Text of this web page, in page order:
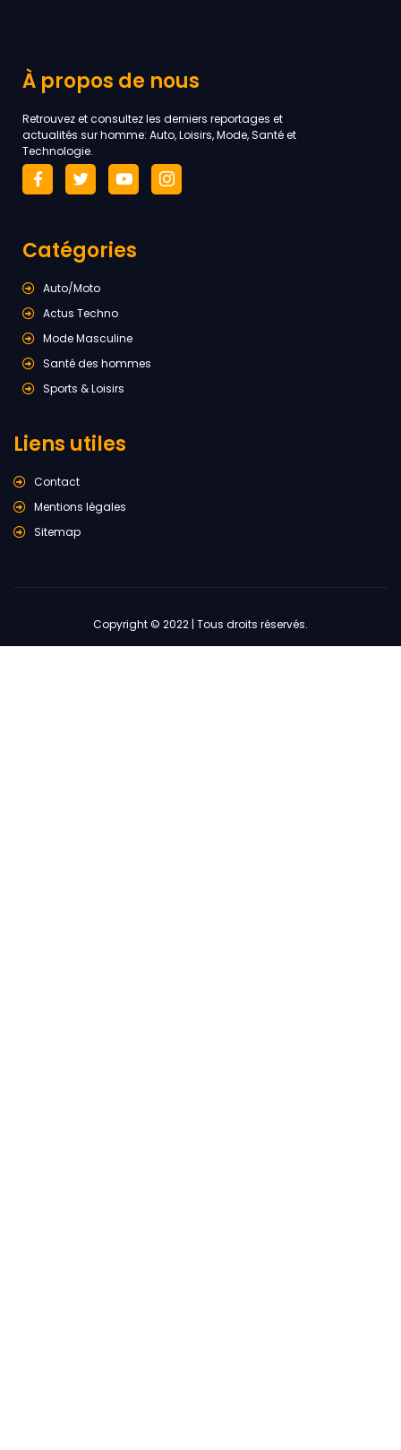
À propos de nous
Retrouvez et consultez les derniers reportages et
actualités sur homme: Auto, Loisirs, Mode, Santé et
Technologie.
Catégories
Auto/Moto
Actus Techno
Mode Masculine
Santé des hommes
Sports & Loisirs
Liens utiles
Contact
Mentions légales
Sitemap
Copyright © 2022 | Tous droits réservés.